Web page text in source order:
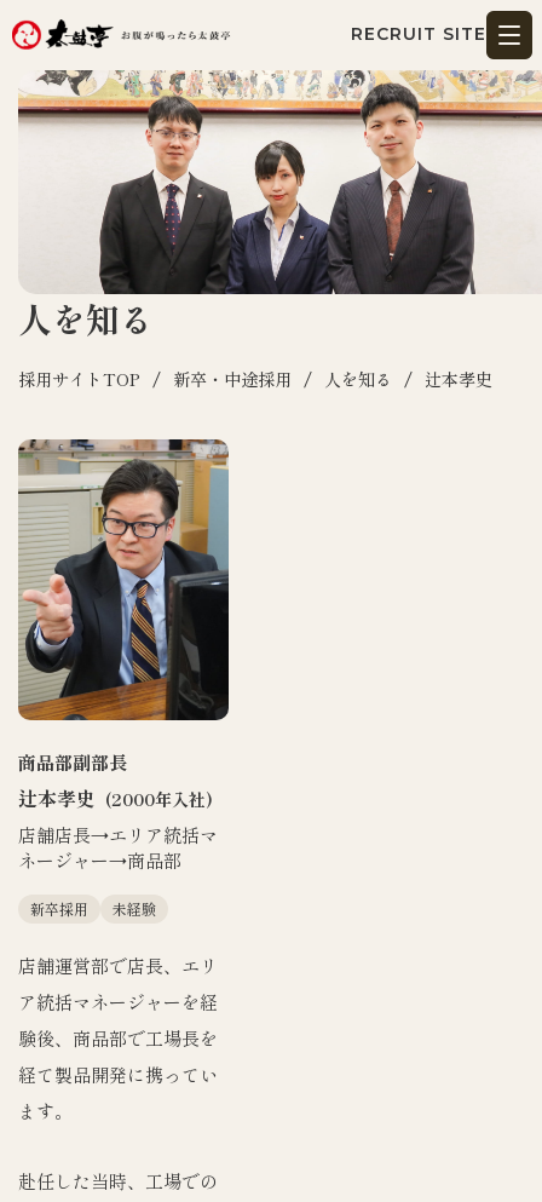
RECRUIT SITE
人を知る
採用サイトTOP 新卒・中途採用 人を知る 辻本孝史
商品部副部長
辻本孝史 (2000年入社)
店舗店長→エリア統括マ
ネージャー→商品部
新卒採用​ 未経験
店舗運営部で店長、エリ
ア統括マネージャーを経
験後、商品部で工場長を
経て製品開発に携ってい
ます。
赴任した当時、工場での